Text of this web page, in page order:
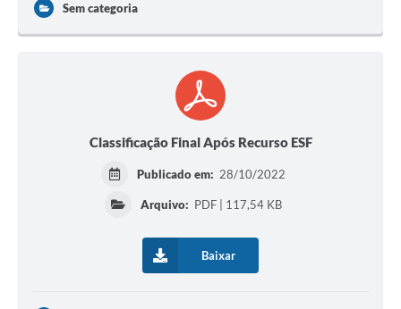
Sem categoria
Classificação Final Após Recurso ESF
Publicado em: 28/10/2022
Arquivo: PDF | 117,54 KB
Baixar